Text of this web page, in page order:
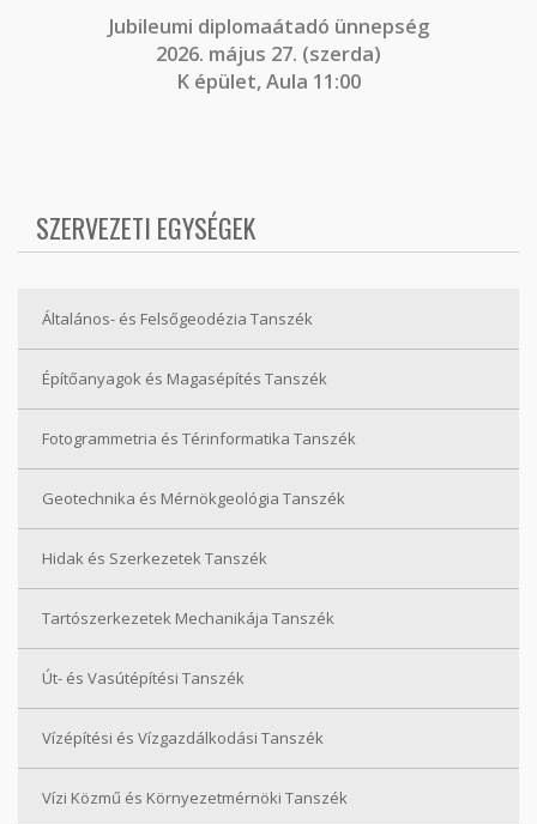
Jubileumi diplomaátadó ünnepség
2026. május 27. (szerda)
K épület, Aula 11:00
SZERVEZETI EGYSÉGEK
Általános- és Felsőgeodézia Tanszék
Építőanyagok és Magasépítés Tanszék
Fotogrammetria és Térinformatika Tanszék
Geotechnika és Mérnökgeológia Tanszék
Hidak és Szerkezetek Tanszék
Tartószerkezetek Mechanikája Tanszék
Út- és Vasútépítési Tanszék
Vízépítési és Vízgazdálkodási Tanszék
Vízi Közmű és Környezetmérnöki Tanszék